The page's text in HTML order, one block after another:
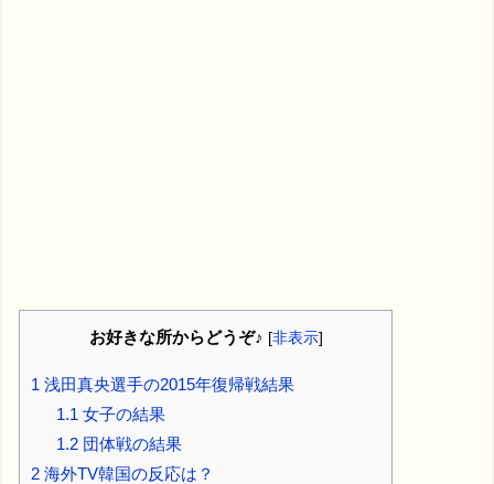
お好きな所からどうぞ♪ [非表示]
1 浅田真央選手の2015年復帰戦結果
1.1 女子の結果
1.2団体戦の結果
2 海外TV韓国の反応は？